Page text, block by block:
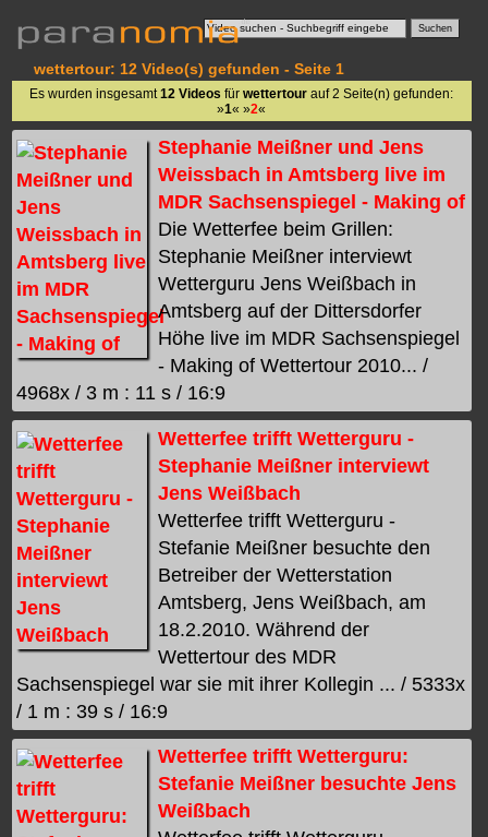
wettertour: 12 Video(s) gefunden - Seite 1
Es wurden insgesamt12 Videos fürwettertour auf 2 Seite(n) gefunden:
»1« »2«
Stephanie Meißner und Jens
Weissbach in Amtsberg live im
MDR Sachsenspiegel - Making of
Die Wetterfee beim Grillen:
Stephanie Meißner interviewt
Wetterguru Jens Weißbach in
Amtsberg auf der Dittersdorfer
Höhe live im MDR Sachsenspiegel
- Making of Wettertour 2010... /
4968x / 3 m : 11 s / 16:9
Wetterfee trifft Wetterguru -
Stephanie Meißner interviewt
Jens Weißbach
Wetterfee trifft Wetterguru -
Stefanie Meißner besuchte den
Betreiber der Wetterstation
Amtsberg, Jens Weißbach, am
18.2.2010. Während der
Wettertour des MDR
Sachsenspiegel war sie mit ihrer Kollegin ... / 5333x
/ 1 m : 39 s / 16:9
Wetterfee trifft Wetterguru:
Stefanie Meißner besuchte Jens
Weißbach